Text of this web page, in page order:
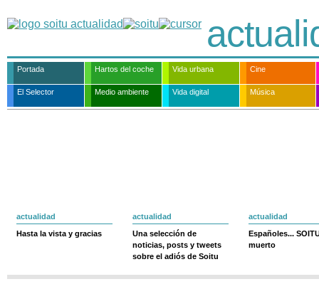
Portada Hartos del coche Vida urbana Cine
El Selector Medio ambiente Vida digital Música
actualidad
Hasta la vista y gracias
actualidad
Una selección de
noticias, posts y tweets
sobre el adiós de Soitu
actualidad
Españoles...
muerto